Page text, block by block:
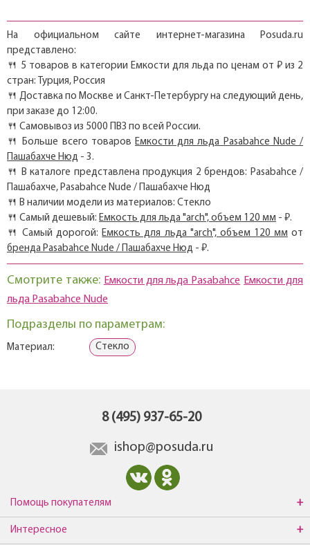
На официальном сайте интернет-магазина Posuda.ru
представлено:
🍴 5 товаров в категории Емкости для льда по ценам от ₽ из 2
стран: Турция, Россия
🍴 Доставка по Москве и Санкт-Петербургу на следующий день,
при заказе до 12:00.
🍴 Самовывоз из 5000 ПВЗ по всей России.
🍴 Больше всего товаров Емкости для льда Pasabahce Nude /
Пашабахче Нюд - 3.
🍴 В каталоге представлена продукция 2 брендов: Pasabahce /
Пашабахче, Pasabahce Nude / Пашабахче Нюд
🍴 В наличии модели из материалов: Стекло
🍴 Самый дешевый: Емкость для льда "arch", объем 120 мм - ₽.
🍴 Самый дорогой:Емкость для льда "arch", объем 120 мм от
бренда Pasabahce Nude / Пашабахче Нюд - ₽.
Смотрите также: Емкости для льда Pasabahce Емкости для
льда Pasabahce Nude
Подразделы по параметрам:
Материал: Стекло
8 (495) 937-65-20
ishop@posuda.ru
Помощь покупателям
Интересное